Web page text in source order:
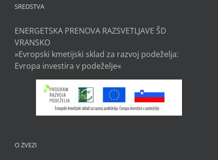
SREDSTVA
ENERGETSKA PRENOVA RAZSVETLJAVE ŠD
VRANSKO
»Evropski kmetijski sklad za razvoj podeželja:
Evropa investira v podeželje«
O ZVEZI